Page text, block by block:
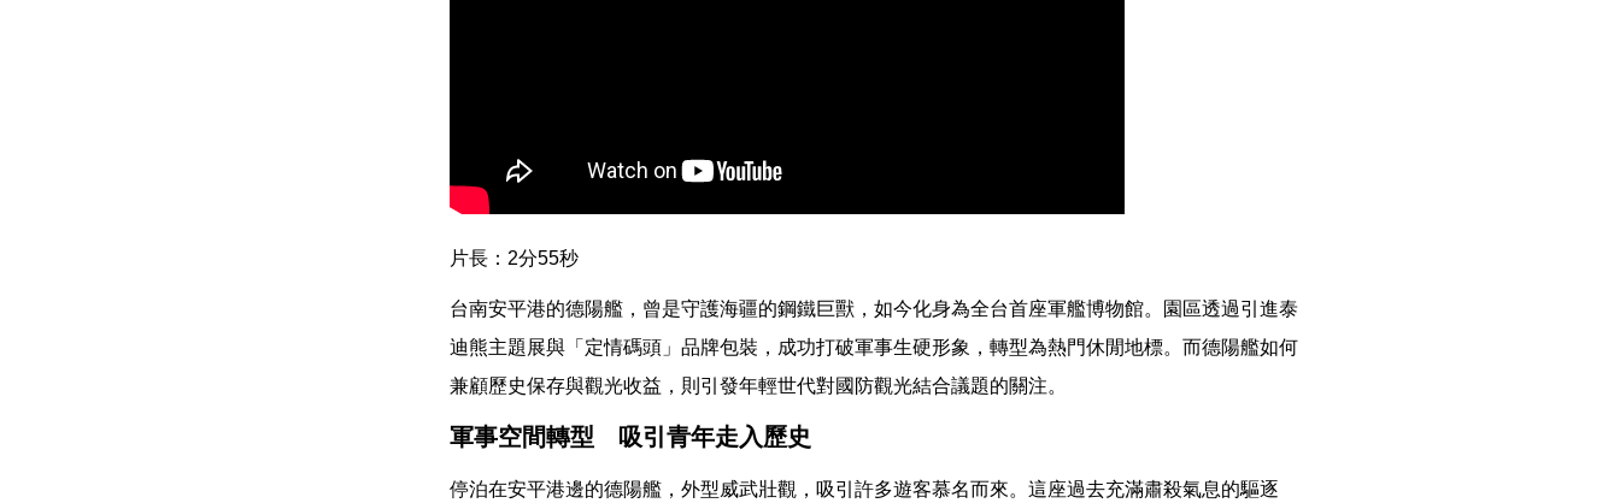
片長：2分55秒
台南安平港的德陽艦，曾是守護海疆的鋼鐵巨獸，如今化身為全台首座軍艦博物館。園區透過引進泰
迪熊主題展與「定情碼頭」品牌包裝，成功打破軍事生硬形象，轉型為熱門休閒地標。而德陽艦如何
兼顧歷史保存與觀光收益，則引發年輕世代對國防觀光結合議題的關注。
軍事空間轉型 吸引青年走入歷史
停泊在安平港邊的德陽艦，外型威武壯觀，吸引許多遊客慕名而來。這座過去充滿肅殺氣息的驅逐